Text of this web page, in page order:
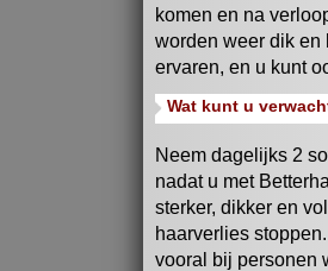
komen en na
worden weer dik en
ervaren, en u kunt
Wat kunt u
Neem dagelijks 2
nadat u met
sterker, dikker en
haarverlies
vooral bij personen